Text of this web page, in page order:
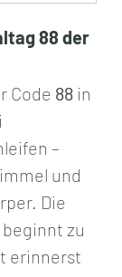
88 der
Code 88 in
–
und
Die
zu
erinnerst